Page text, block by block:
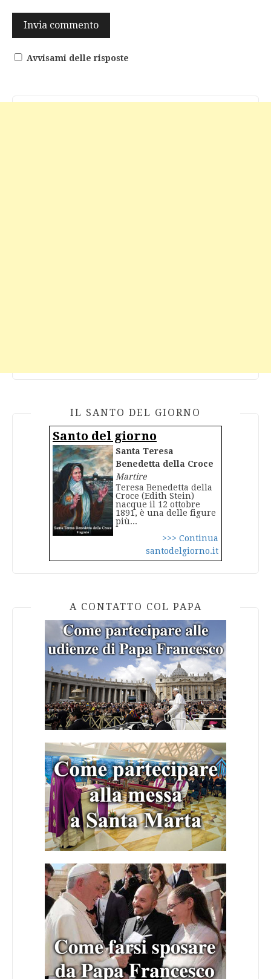
Avvisami delle risposte
IL SANTO DEL GIORNO
Santo del giorno
Santa Teresa
Benedetta della Croce
Martire
Teresa Benedetta della
Croce (Edith Stein)
nacque il 12 ottobre
1891, è una delle figure
più...
>>> Continua
santodelgiorno.it
A CONTATTO COL PAPA